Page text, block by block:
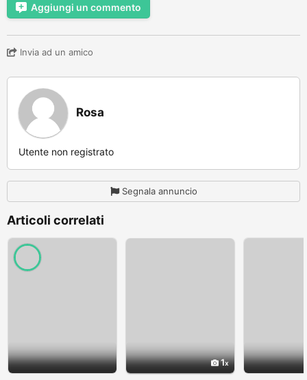
Aggiungi un commento
Invia ad un amico
Rosa
Utente non registrato
Segnala annuncio
Articoli correlati
1